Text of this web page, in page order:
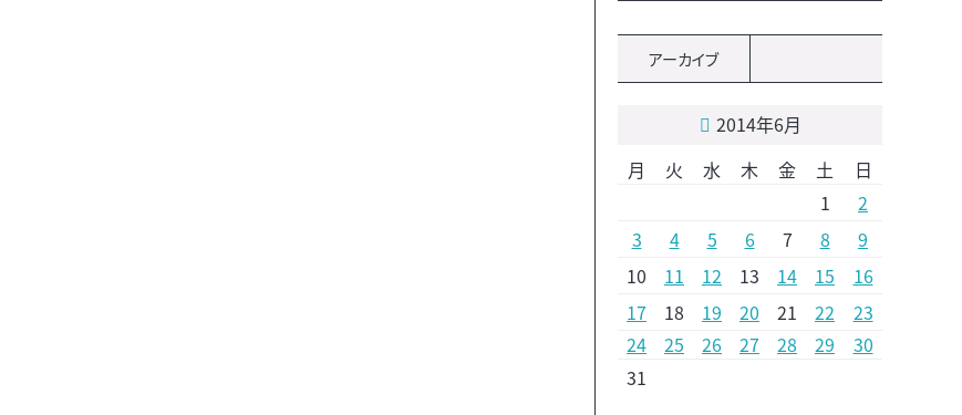
アーカイブ
2014年6月
月
火 水 木 金 土
日
1
2
3
4 5 6 7 8
9
10
11 12 13 14 15
16
17
18 19 20 21 22
23
24
25 26 27 28 29
30
31